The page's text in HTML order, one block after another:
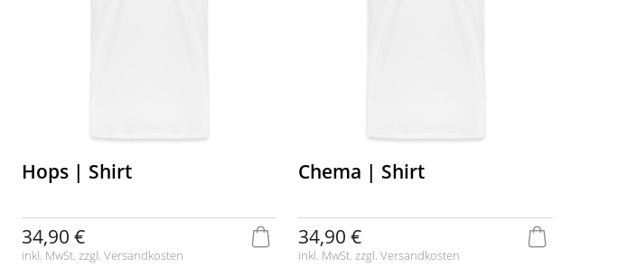
Hops | Shirt
34,90 €
inkl. MwSt. zzgl. Versandkosten
Chema | Shirt
34,90 €
inkl. MwSt. zzgl. Versandkosten